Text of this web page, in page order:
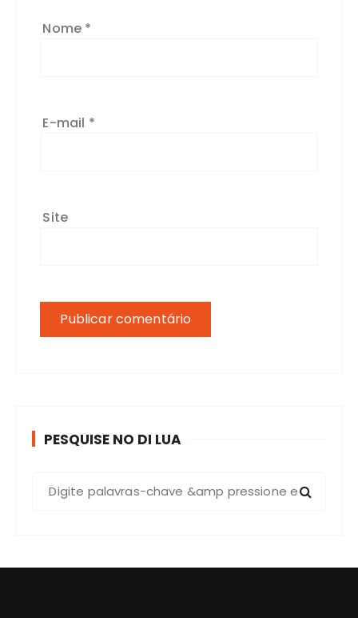
Nome *
E-mail *
Site
PESQUISE NO DI LUA